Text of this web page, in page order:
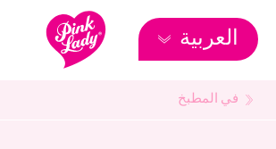
العربية
في المطبخ